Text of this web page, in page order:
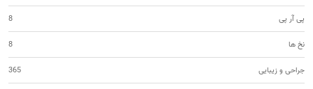
پی آر پی 8
نخ ها 8
جراحی و زیبایی 365